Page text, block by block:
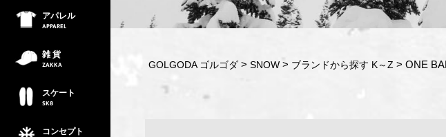
アパレル
APPAREL
雑 貨
ZAKKA
スケート
SK8
コンセプト
GOLGODA ゴルゴダ SNOW ブランドから探す K～Z ONE